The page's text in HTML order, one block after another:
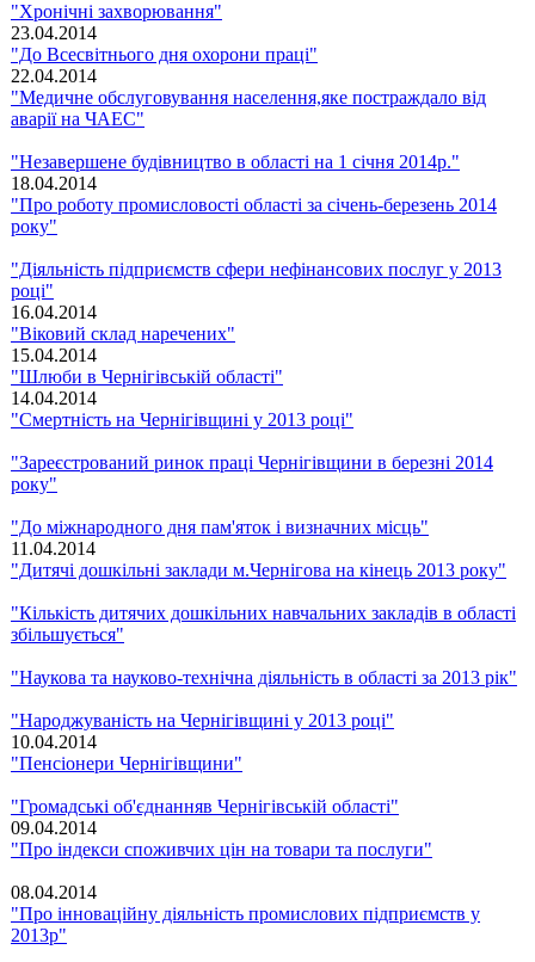
"Хронічні захворювання"
23.04.2014
"До Всесвітнього дня охорони праці"
22.04.2014
"Медичне обслуговування населення,яке постраждало від
аварії на ЧАЕС"
"Незавершене будівництво в області на 1 січня 2014р."
18.04.2014
"Про роботу промисловості області за січень-березень 2014
року"
"Діяльність підприємств сфери нефінансових послуг у 2013
році"
16.04.2014
"Віковий склад наречених"
15.04.2014
"Шлюби в Чернігівській області"
14.04.2014
"Смертність на Чернігівщині у 2013 році"
"Зареєстрований ринок праці Чернігівщини в березні 2014
року"
"До міжнародного дня пам'яток і визначних місць"
11.04.2014
"Дитячі дошкільні заклади м.Чернігова на кінець 2013 року"
"Кількість дитячих дошкільних навчальних закладів в області
збільшується"
"Наукова та науково-технічна діяльність в області за 2013 рік"
"Народжуваність на Чернігівщині у 2013 році"
10.04.2014
"Пенсіонери Чернігівщини"
"Громадські об'єднанняв Чернігівській області"
09.04.2014
"Про індекси споживчих цін на товари та послуги"
08.04.2014
"Про інноваційну діяльність промислових підприємств у
2013р"